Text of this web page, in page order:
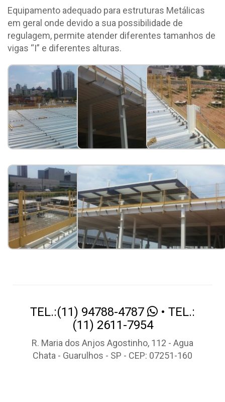
Equipamento adequado para estruturas Metálicas
em geral onde devido a sua possibilidade de
regulagem, permite atender diferentes tamanhos de
vigas “I” e diferentes alturas.
TEL.:(11) 94788-4787
• TEL.:
(11) 2611-7954
R. Maria dos Anjos Agostinho, 112 - Agua
Chata - Guarulhos - SP - CEP: 07251-160